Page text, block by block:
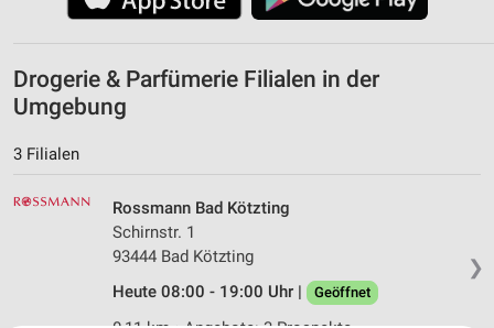
Drogerie & Parfümerie Filialen in der
Umgebung
3 Filialen
❯
Rossmann Bad Kötzting
Schirnstr. 1
93444 Bad Kötzting
Heute 08:00 - 19:00 Uhr |
Geöffnet